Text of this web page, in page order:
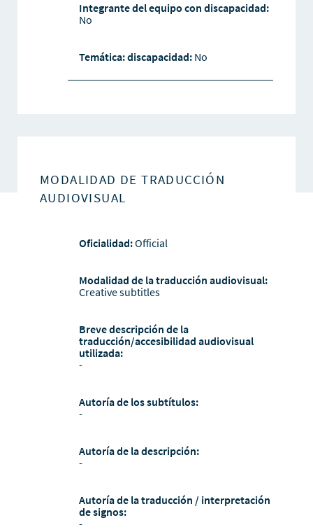
Integrante del equipo con discapacidad:
No
Temática: discapacidad: No
MODALIDAD DE TRADUCCIÓN
AUDIOVISUAL
Oficialidad:Official
Modalidad de la traducción audiovisual:
Creative subtitles
Breve descripción de la
traducción/accesibilidad audiovisual
utilizada:
-
Autoría de los subtítulos:
-
Autoría de la descripción:
-
Autoría de la traducción / interpretación
de signos:
-